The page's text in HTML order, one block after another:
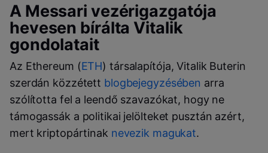
A Messari vezérigazgatója
hevesen bírálta Vitalik
gondolatait
Az Ethereum (ETH) társalapítója, Vitalik Buterin
szerdán közzétett blogbejegyzésében arra
szólította fel a leendő szavazókat, hogy ne
támogassák a politikai jelölteket pusztán azért,
mert kriptopártinak nevezik magukat.